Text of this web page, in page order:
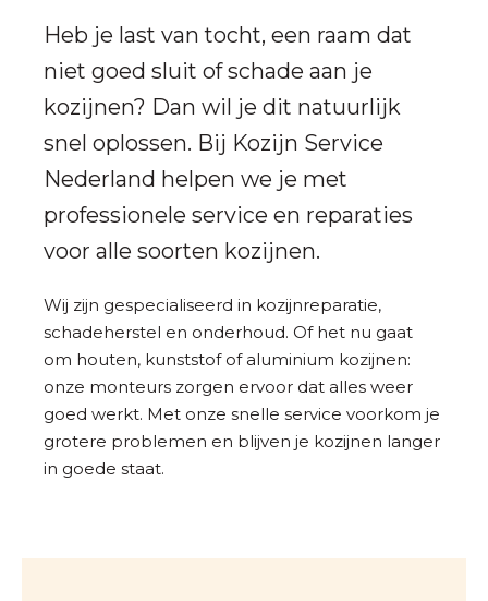
Heb je last van tocht, een raam dat
niet goed sluit of schade aan je
kozijnen? Dan wil je dit natuurlijk
snel oplossen. Bij Kozijn Service
Nederland helpen we je met
professionele service en reparaties
voor alle soorten kozijnen.
Wij zijn gespecialiseerd in kozijnreparatie,
schadeherstel en onderhoud. Of het nu gaat
om houten, kunststof of aluminium kozijnen:
onze monteurs zorgen ervoor dat alles weer
goed werkt. Met onze snelle service voorkom je
grotere problemen en blijven je kozijnen langer
in goede staat.